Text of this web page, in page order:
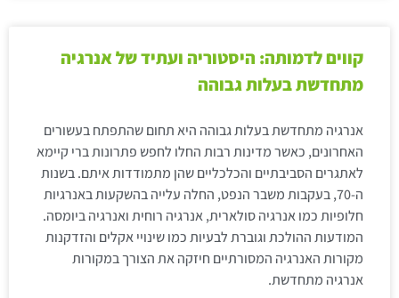
קווים לדמותה: היסטוריה ועתיד של אנרגיה
מתחדשת בעלות גבוהה
אנרגיה מתחדשת בעלות גבוהה היא תחום שהתפתח בעשורים
האחרונים, כאשר מדינות רבות החלו לחפש פתרונות ברי קיימא
לאתגרים הסביבתיים והכלכליים שהן מתמודדות איתם. בשנות
ה-70, בעקבות משבר הנפט, החלה עלייה בהשקעות באנרגיות
חלופיות כמו אנרגיה סולארית, אנרגיה רוחית ואנרגיה ביומסה.
המודעות ההולכת וגוברת לבעיות כמו שינויי אקלים והזדקנות
מקורות האנרגיה המסורתיים חיזקה את הצורך במקורות
אנרגיה מתחדשת.